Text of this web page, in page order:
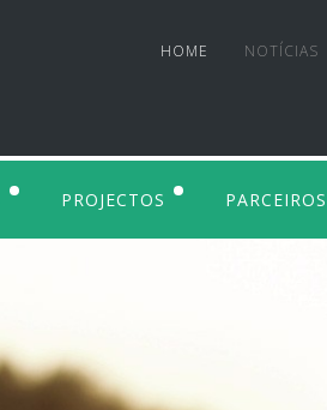
HOME NOTÍCIAS
PROJECTOS
PROJETOS AFILIADOS
PARCEIROS